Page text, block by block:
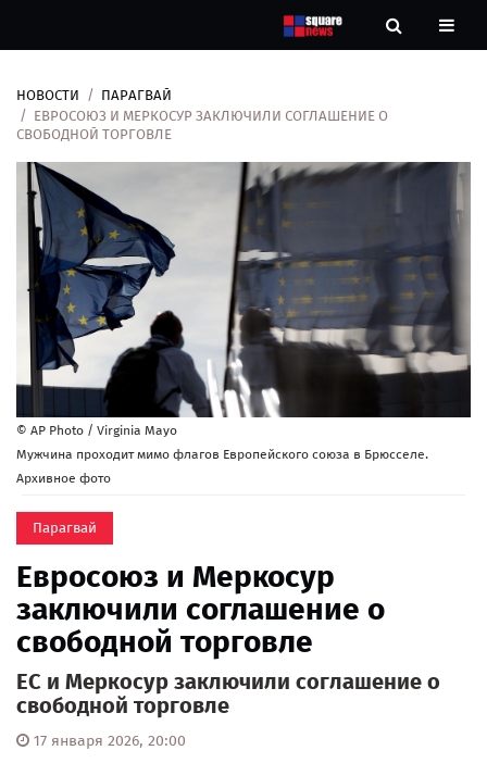
Новости
Рубрики
Контакты
нас
НОВОСТИ
ПАРАГВАЙ
ЕВРОСОЮЗ И МЕРКОСУР ЗАКЛЮЧИЛИ СОГЛАШЕНИЕ О
СВОБОДНОЙ ТОРГОВЛЕ
© AP Photo / Virginia Mayo
Мужчина проходит мимо флагов Европейского союза в Брюсселе.
Архивное фото
Парагвай
Евросоюз и Меркосур
заключили соглашение о
свободной торговле
ЕС и Меркосур заключили соглашение о
свободной торговле
17 января 2026, 20:00